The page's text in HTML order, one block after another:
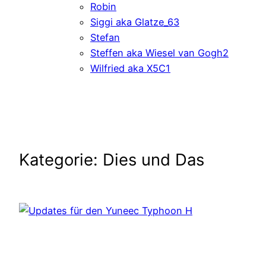
Robin
Siggi aka Glatze_63
Stefan
Steffen aka Wiesel van Gogh2
Wilfried aka X5C1
Kategorie: Dies und Das